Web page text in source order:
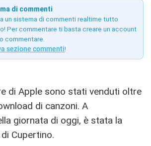
di commenti
un sistema di commenti realtime tutto
Per commentare ti basta creare un account
commentare.
sezione commenti!
di Apple sono stati venduti oltre
di canzoni. A
giornata di oggi, è stata la
Cupertino.